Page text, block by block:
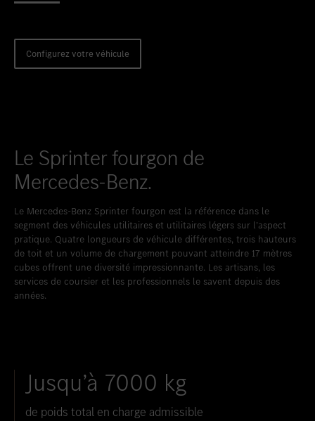
Configurez votre véhicule
Le Sprinter fourgon de
Mercedes-Benz.
Le Mercedes-Benz Sprinter fourgon est la référence dans le
segment des véhicules utilitaires et utilitaires légers sur l’aspect
pratique. Quatre longueurs de véhicule différentes, trois hauteurs
de toit et un volume de chargement pouvant atteindre 17 mètres
cubes offrent une diversité impressionnante. Les artisans, les
services de coursier et les professionnels le savent depuis des
années.
Jusqu’à 7000 kg
de poids total en charge admissible